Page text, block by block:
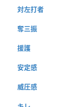
対左打者
奪三振
援護
安定感
威圧感